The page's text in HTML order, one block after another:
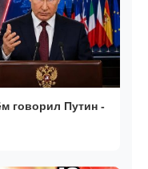
говорил Путин -